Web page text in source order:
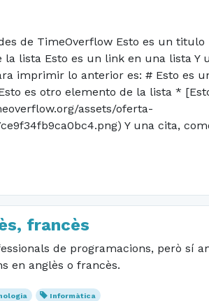
de TimeOverflow Esto es un
lista Esto es un link en una lista Y
imprimir lo anterior es: # Esto es
es otro elemento de la lista *
assets/oferta-
Y una cita,
francès
de programacions, però sí
en anglès o francès.
Informàtica